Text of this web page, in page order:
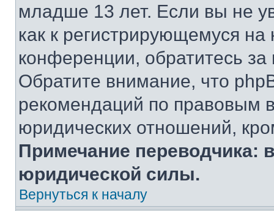
младше 13 лет. Если вы не
как к регистрирующемуся
конференции, обратитесь
Обратите внимание, что
рекомендаций по правовым
юридических отношений,
Примечание переводчика:
юридической силы.
Вернуться к началу